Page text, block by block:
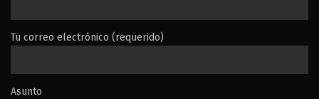
Tu correo electrónico (requerido)
Asunto